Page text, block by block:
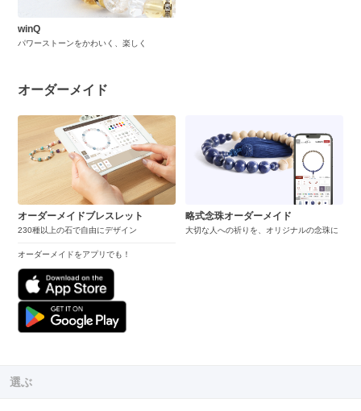
winQ
パワーストーンをかわいく、楽しく
オーダーメイド
オーダーメイドブレスレット
230種以上の石で自由にデザイン
オーダーメイドをアプリでも！
略式念珠オーダーメイド
大切な人への祈りを、オリジナルの念珠に
選ぶ